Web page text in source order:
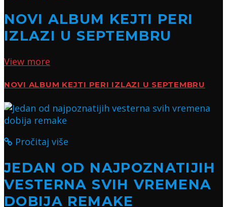
NOVI ALBUM KEJTI PERI
IZLAZI U SEPTEMBRU
View more
NOVI ALBUM KEJTI PERI IZLAZI U SEPTEMBRU
Pročitaj više
JEDAN OD NAJPOZNATIJIH
VESTERNA SVIH VREMENA
DOBIJA REMAKE